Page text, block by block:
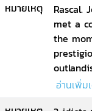
หมายเหตุ
Rascal.
met a
the
down-
best
อ่านเพิ่ม